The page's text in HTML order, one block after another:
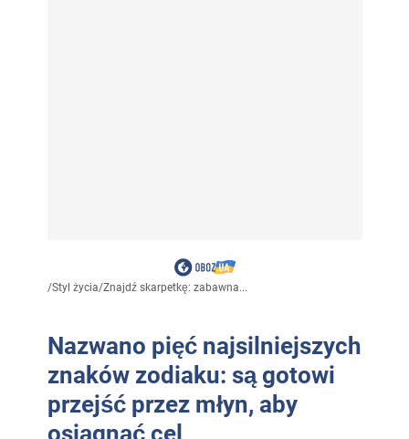
/Styl życia/Znajdź skarpetkę: zabawna...
Nazwano pięć najsilniejszych
znaków zodiaku: są gotowi
przejść przez młyn, aby
osiągnąć cel